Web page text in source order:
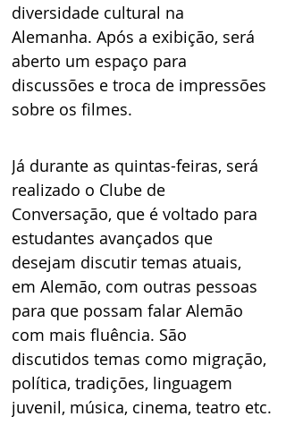
diversidade cultural na
Alemanha. Após a exibição, será
aberto um espaço para
discussões e troca de impressões
sobre os filmes.
Já durante as quintas-feiras, será
realizado o Clube de
Conversação, que é voltado para
estudantes avançados que
desejam discutir temas atuais,
em Alemão, com outras pessoas
para que possam falar Alemão
com mais fluência. São
discutidos temas como migração,
política, tradições, linguagem
juvenil, música, cinema, teatro etc.